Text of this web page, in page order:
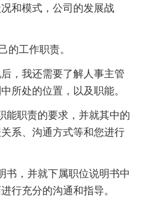
和模式，公司的发展战
的工作职责。
，我还需要了解人事主管
所处的位置，以及职能。
能职责的要求，并就其中的
系、沟通方式等和您进行
书，并就下属职位说明书中
行充分的沟通和指导。